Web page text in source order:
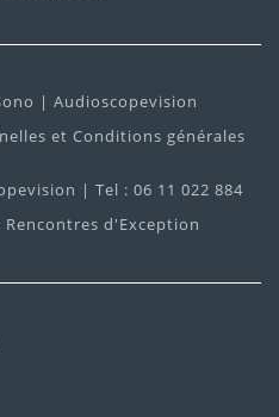
| Audioscopevision
et Conditions générales
| Tel : 06 11 022 884
d'Exception